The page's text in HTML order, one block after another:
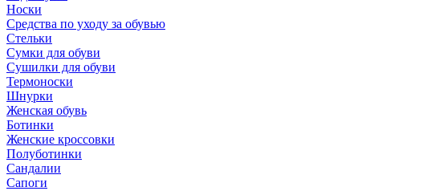
Носки
Средства по уходу за обувью
Стельки
Сумки для обуви
Сушилки для обуви
Термоноски
Шнурки
Женская обувь
Ботинки
Женские кроссовки
Полуботинки
Сандалии
Сапоги